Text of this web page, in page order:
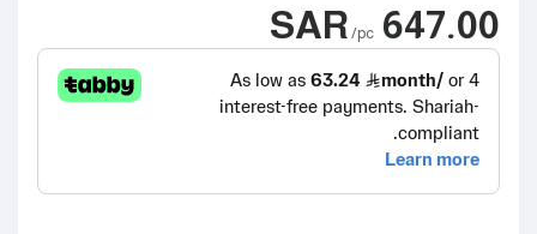
647.00 SAR
/pc